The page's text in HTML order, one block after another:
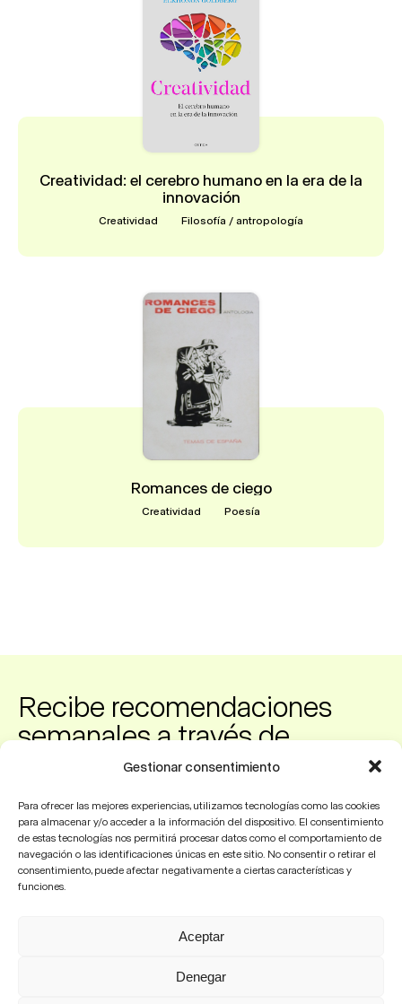
Gestionar consentimiento
Para ofrecer las mejores experiencias, utilizamos tecnologías como las cookies
para almacenar y/o acceder a la información del dispositivo. El consentimiento
de estas tecnologías nos permitirá procesar datos como el comportamiento de
navegación o las identificaciones únicas en este sitio. No consentir o retirar el
consentimiento, puede afectar negativamente a ciertas características y
funciones.
Aceptar
Denegar
Creatividad: el cerebro humano en la era de la
innovación
Creatividad Filosofía / antropología
Romances de ciego
Creatividad Poesía
Recibe recomendaciones
semanales a través de
nuestro canal de WhatsApp
Suscribirme
Madrid | Barcelona | Sevilla | Buenos Aires |
São Paulo | México
519 849